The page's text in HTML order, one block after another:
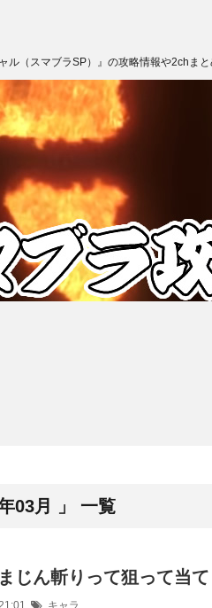
（スマブラSP）』の攻略情報や2chまと
03月 」 一覧
まじん斬りって狙って当
キャラ